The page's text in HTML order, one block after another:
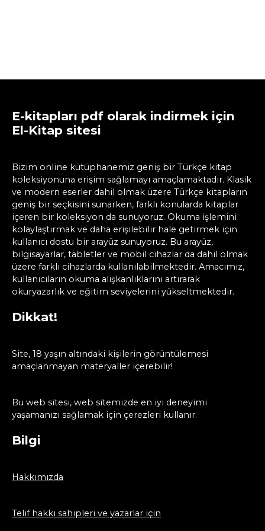
E-kitapları pdf olarak indirmek için
El-Kitap sitesi
Bizim online kütüphanemiz geniş bir Türkçe kitap
koleksiyonuna erişim sağlamayı amaçlamaktadır. Klasik
ve modern eserler dahil olmak üzere Türkçe kitapların
geniş bir seçkisini sunarken, farklı konularda kitaplar
içeren bir koleksiyon da sunuyoruz. Okuma işlemini
kolaylaştırmak ve daha erişilebilir hale getirmek için
kullanıcı dostu bir arayüz sunuyoruz. Bu arayüz,
bilgisayarlar, tabletler ve mobil cihazlar da dahil olmak
üzere farklı cihazlarda kullanılabilmektedir. Amacımız,
kullanıcıların okuma alışkanlıklarını artırarak
okuryazarlık ve eğitim seviyelerini yükseltmektedir.
Dikkat!
Site, 18 yaşın altındaki kişilerin görüntülemesi
amaçlanmayan materyaller içerebilir!
Bu web sitesi, web sitemizde en iyi deneyimi
yaşamanızı sağlamak için çerezleri kullanır.
Bilgi
Hakkımızda
Telif hakkı sahipleri ve yazarlar için